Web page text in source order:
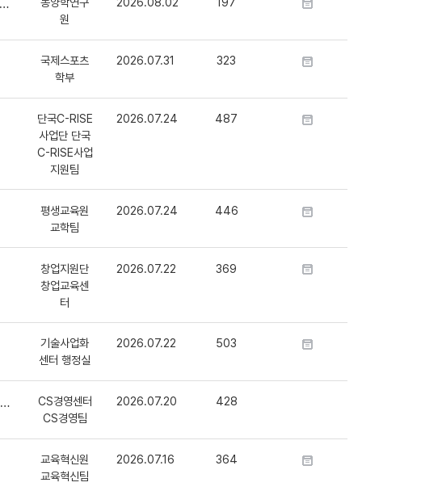
원
국제스포츠
학부
2026.07.31 323
단국C-RISE
사업단 단국
C-RISE사업
지원팀
2026.07.24 487
평생교육원
교학팀
2026.07.24 446
창업지원단
창업교육센
터
2026.07.22 369
기술사업화
센터 행정실
2026.07.22 503
CS경영센터
CS경영팀
2026.07.20 428
교육혁신원
교육혁신팀
2026.07.16 364